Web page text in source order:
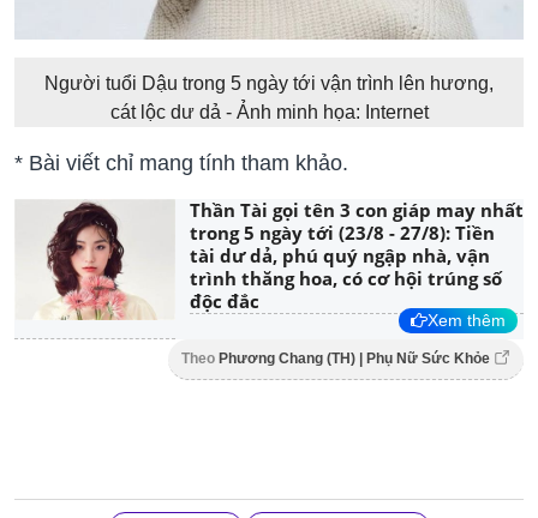
Người tuổi Dậu trong 5 ngày tới vận trình lên hương,
cát lộc dư dả - Ảnh minh họa: Internet
* Bài viết chỉ mang tính tham khảo.
Thần Tài gọi tên 3 con giáp may nhất
trong 5 ngày tới (23/8 - 27/8): Tiền
tài dư dả, phú quý ngập nhà, vận
trình thăng hoa, có cơ hội trúng số
độc đắc
Xem thêm
Theo Phương Chang (TH) | Phụ Nữ Sức Khỏe